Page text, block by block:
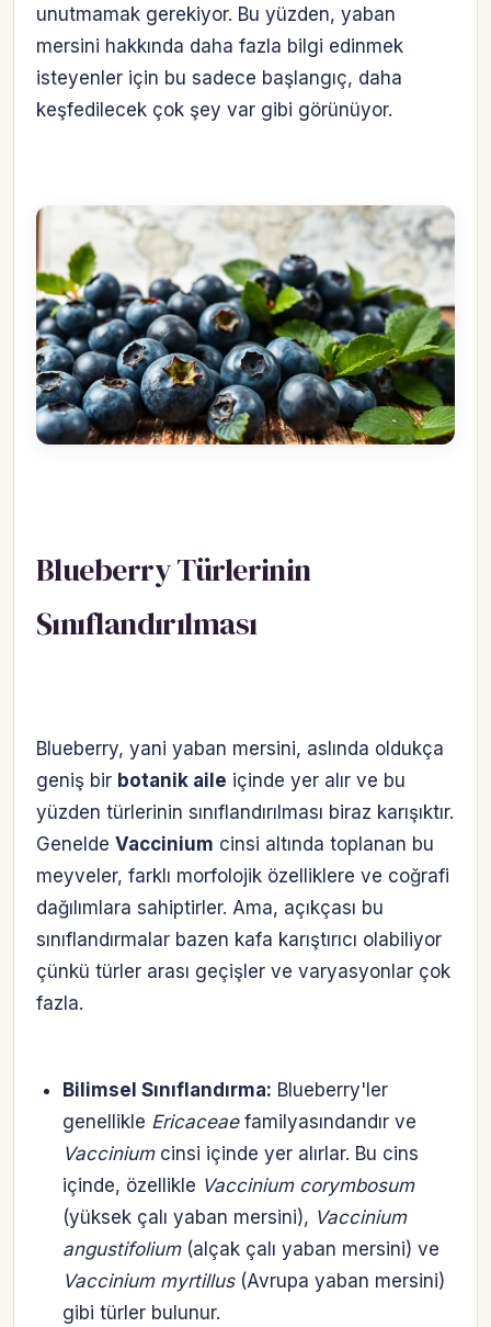
unutmamak gerekiyor. Bu yüzden, yaban
mersini hakkında daha fazla bilgi edinmek
isteyenler için bu sadece başlangıç, daha
keşfedilecek çok şey var gibi görünüyor.
Blueberry Türlerinin
Sınıflandırılması
Blueberry, yani yaban mersini, aslında oldukça
geniş bir botanik aile içinde yer alır ve bu
yüzden türlerinin sınıflandırılması biraz karışıktır.
Genelde Vaccinium cinsi altında toplanan bu
meyveler, farklı morfolojik özelliklere ve coğrafi
dağılımlara sahiptirler. Ama, açıkçası bu
sınıflandırmalar bazen kafa karıştırıcı olabiliyor
çünkü türler arası geçişler ve varyasyonlar çok
fazla.
Bilimsel Sınıflandırma: Blueberry'ler
genellikle Ericaceaefamilyasındandır ve
Vacciniumcinsi içinde yer alırlar. Bu cins
içinde, özellikle Vaccinium corymbosum
(yüksek çalı yaban mersini), Vaccinium
angustifolium(alçak çalı yaban mersini) ve
Vaccinium myrtillus(Avrupa yaban mersini)
gibi türler bulunur.